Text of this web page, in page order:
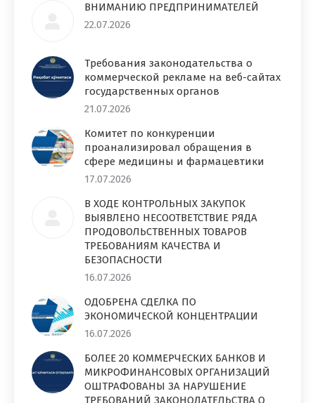
ВНИМАНИЮ ПРЕДПРИНИМАТЕЛЕЙ
22.07.2026
Требования законодательства о
коммерческой рекламе на веб-сайтах
государственных органов
21.07.2026
Комитет по конкуренции
проанализировал обращения в
сфере медицины и фармацевтики
17.07.2026
В ХОДЕ КОНТРОЛЬНЫХ ЗАКУПОК
ВЫЯВЛЕНО НЕСООТВЕТСТВИЕ РЯДА
ПРОДОВОЛЬСТВЕННЫХ ТОВАРОВ
ТРЕБОВАНИЯМ КАЧЕСТВА И
БЕЗОПАСНОСТИ
16.07.2026
ОДОБРЕНА СДЕЛКА ПО
ЭКОНОМИЧЕСКОЙ КОНЦЕНТРАЦИИ
16.07.2026
БОЛЕЕ 20 КОММЕРЧЕСКИХ БАНКОВ И
МИКРОФИНАНСОВЫХ ОРГАНИЗАЦИЙ
ОШТРАФОВАНЫ ЗА НАРУШЕНИЕ
ТРЕБОВАНИЙ ЗАКОНОДАТЕЛЬСТВА О